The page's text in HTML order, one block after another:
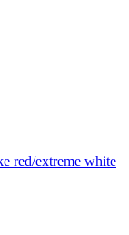
red/extreme white